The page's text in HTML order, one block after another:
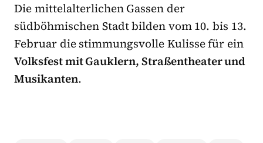
Die mittelalterlichen Gassen der
südböhmischen Stadt bilden vom 10. bis 13.
Februar die stimmungsvolle Kulisse für ein
Volksfest mit Gauklern, Straßentheater und
Musikanten.